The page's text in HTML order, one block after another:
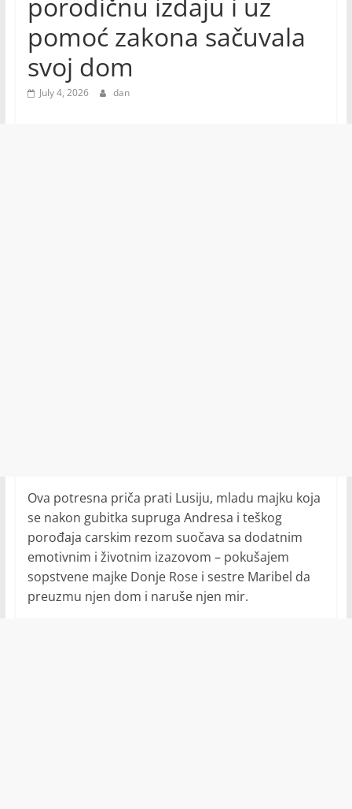
pomoć zakona sačuvala
svoj dom
July 4, 2026 dan
Ova potresna priča prati Lusiju, mladu majku koja
se nakon gubitka supruga Andresa i teškog
porođaja carskim rezom suočava sa dodatnim
emotivnim i životnim izazovom – pokušajem
sopstvene majke Donje Rose i sestre Maribel da
preuzmu njen dom i naruše njen mir.